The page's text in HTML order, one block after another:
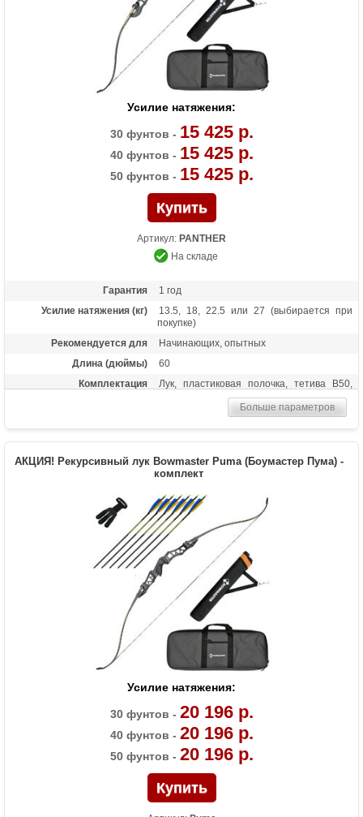
Усилие натяжения:
30 фунтов - 15 425 р.
40 фунтов - 15 425 р.
50 фунтов - 15 425 р.
Артикул: PANTHER
На складе
Гарантия
1 год
Усилие натяжения (кг)
13.5, 18, 22.5 или 27 (выбирается при
покупке)
Рекомендуется для
Начинающих, опытных
Длина (дюймы)
60
Комплектация
Лук, пластиковая полочка, тетива В50,
шестигранники, чехол для лука, перчатка,
колчан для стрел, 6 карбоновых стрел
Масса (кг)
1,3
ламинатом
Больше параметров
АКЦИЯ! Рекурсивный лук Bowmaster Puma (Боумастер Пума) -
комплект
Усилие натяжения:
30 фунтов - 20 196 р.
40 фунтов - 20 196 р.
50 фунтов - 20 196 р.